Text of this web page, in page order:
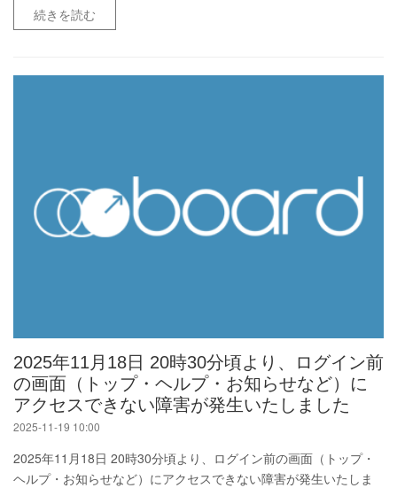
続きを読む
2025年11月18日 20時30分頃より、ログイン前
の画面（トップ・ヘルプ・お知らせなど）に
アクセスできない障害が発生いたしました
2025-11-19 10:00
2025年11月18日 20時30分頃より、ログイン前の画面（トップ・
ヘルプ・お知らせなど）にアクセスできない障害が発生いたしま